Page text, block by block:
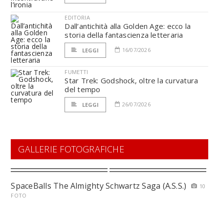
EDITORIA
Dall’antichità alla Golden Age: ecco la
storia della fantascienza letteraria
LEGGI 16/07/2026
FUMETTI
Star Trek: Godshock, oltre la curvatura
del tempo
LEGGI 26/07/2026
GALLERIE FOTOGRAFICHE
SpaceBalls The Almighty Schwartz Saga (A.S.S.)
10
FOTO